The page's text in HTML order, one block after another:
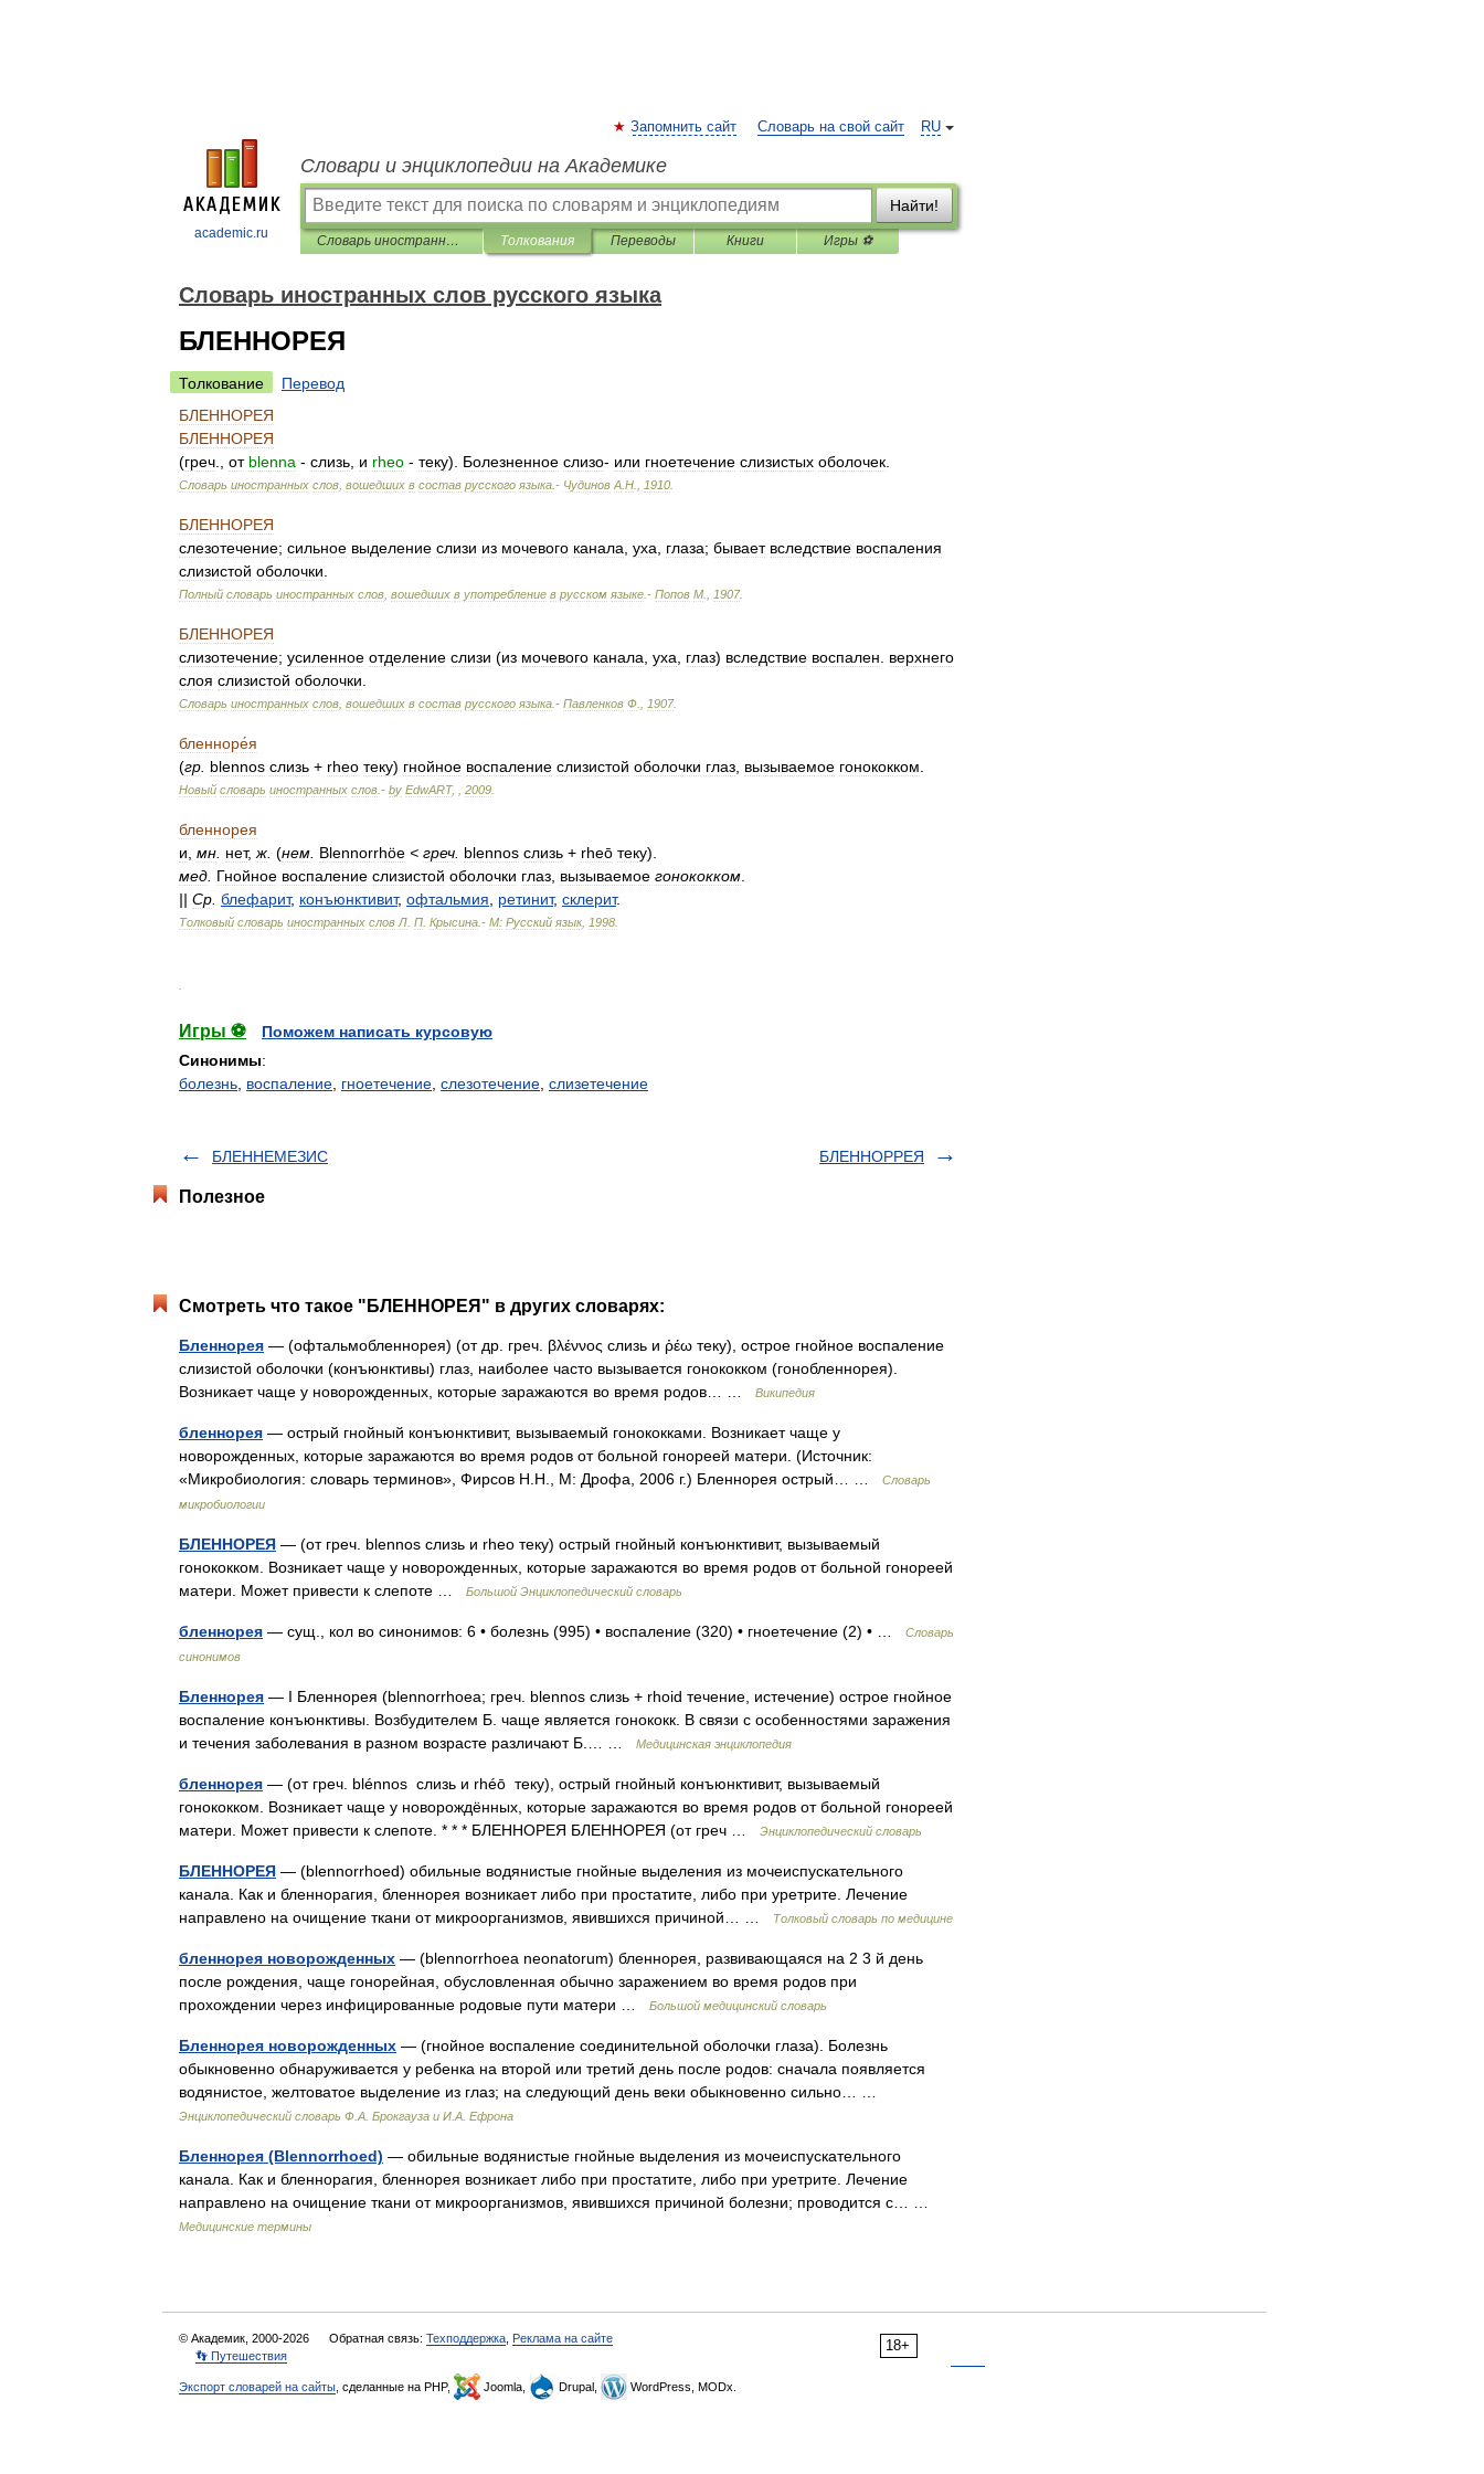
academic.ru
RU
Запомнить сайт Словарь на свой сайт
Словари и энциклопедии на Академике
Найти!
Словарь иностранных слов русского языка Толкования Переводы Книги Игры ⚽
Словарь иностранных слов русского языка
БЛЕННОРЕЯ
Толкование
Перевод
БЛЕННОРЕЯ
БЛЕННОРЕЯ
(греч от blenna - слизь и rheo - теку). Болезненное слизо- или гноетечение слизистых оболочек
Словарь иностранных слов вошедших в состав русского языка .- Чудинов А Н 1910
БЛЕННОРЕЯ
слезотечение; сильное выделение слизи из мочевого канала уха глаза; бывает вследствие воспаления
слизистой оболочки
Полный словарь иностранных слов вошедших в употребление в русском языке .- Попов М 1907.
БЛЕННОРЕЯ
слизотечение; усиленное отделение слизи (из мочевого канала уха глаз) вследствие воспален
верхнего
слоя слизистой оболочки
Словарь иностранных слов вошедших в состав русского языка .- Павленков Ф 1907.
бленноре́я
(гр blennos слизь + rheo теку) гнойное воспаление слизистой оболочки глаз вызываемое гонококком
Новый словарь иностранных слов .- by EdwART, 2009
бленнорея
и мн нет, ж (нем Blennorrhöe < греч blennos слизь + rheō теку).
мед Гнойное воспаление слизистой оболочки глаз вызываемое гонококком
|| Ср блефарит, конъюнктивит, офтальмия ретинит, склерит.
Толковый словарь иностранных слов Л П Крысина .- М: Русский язык, 1998
Игры ⚽
Поможем написать курсовую
Синонимы:
болезнь воспаление гноетечение слезотечение слизетечение
БЛЕННЕМЕЗИС БЛЕННОРРЕЯ
Полезное
Смотреть что такое "БЛЕННОРЕЯ" в других словарях:
Бленнорея — (офтальмобленнорея) (от др. греч. βλέννος слизь и ῥέω теку), острое гнойное воспаление
слизистой оболочки (конъюнктивы) глаз, наиболее часто вызывается гонококком (гонобленнорея).
Возникает чаще у новорожденных, которые заражаются во время родов… …
Википедия
бленнорея — острый гнойный конъюнктивит, вызываемый гонококками. Возникает чаще у
новорожденных, которые заражаются во время родов от больной гонореей матери. (Источник:
«Микробиология: словарь терминов», Фирсов Н.Н., М: Дрофа, 2006 г.) Бленнорея острый… …
Словарь
микробиологии
БЛЕННОРЕЯ — (от греч. blennos слизь и rheo теку) острый гнойный конъюнктивит, вызываемый
гонококком. Возникает чаще у новорожденных, которые заражаются во время родов от больной гонореей
матери. Может привести к слепоте …
Большой Энциклопедический словарь
бленнорея — сущ., кол во синонимов: 6 • болезнь (995) • воспаление (320) • гноетечение (2) • …
Словарь
синонимов
Бленнорея — I Бленнорея (blennorrhoea; греч. blennos слизь + rhoid течение, истечение) острое гнойное
воспаление конъюнктивы. Возбудителем Б. чаще является гонококк. В связи с особенностями заражения
и течения заболевания в разном возрасте различают Б.… …
Медицинская энциклопедия
бленнорея — (от греч. blénnos слизь и rhéō теку), острый гнойный конъюнктивит, вызываемый
гонококком. Возникает чаще у новорождённых, которые заражаются во время родов от больной гонореей
матери. Может привести к слепоте. * * * БЛЕННОРЕЯ БЛЕННОРЕЯ (от греч …
Энциклопедический словарь
БЛЕННОРЕЯ — (blennorrhoed) обильные водянистые гнойные выделения из мочеиспускательного
канала. Как и бленнорагия, бленнорея возникает либо при простатите, либо при уретрите. Лечение
направлено на очищение ткани от микроорганизмов, явившихся причиной… …
Толковый словарь по медицине
бленнорея новорожденных — (blennorrhoea neonatorum) бленнорея, развивающаяся на 2 3 й день
после рождения, чаще гонорейная, обусловленная обычно заражением во время родов при
прохождении через инфицированные родовые пути матери …
Большой медицинский словарь
Бленнорея новорожденных — (гнойное воспаление соединительной оболочки глаза). Болезнь
обыкновенно обнаруживается у ребенка на второй или третий день после родов: сначала появляется
водянистое, желтоватое выделение из глаз; на следующий день веки обыкновенно сильно… …
Энциклопедический словарь Ф.А. Брокгауза и И.А. Ефрона
Бленнорея (Blennorrhoed) — обильные водянистые гнойные выделения из мочеиспускательного
канала. Как и бленнорагия, бленнорея возникает либо при простатите, либо при уретрите. Лечение
направлено на очищение ткани от микроорганизмов, явившихся причиной болезни; проводится с… …
Медицинские термины
18+
© Академик, 2000-2026 Обратная связь: Техподдержка Реклама на сайте
👣 Путешествия
Экспорт словарей на сайты , сделанные на PHP, Joomla, Drupal, WordPress, MODx.